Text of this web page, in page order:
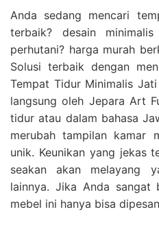
Anda sedang mencari
terbaik? desain
perhutani? harga murah
Solusi terbaik dengan
Tempat Tidur Minimalis
langsung oleh Jepara Art
tidur atau dalam bahasa
merubah tampilan kamar
unik. Keunikan yang jekas
seakan akan melayang
lainnya. Jika Anda sangat
mebel ini hanya bisa